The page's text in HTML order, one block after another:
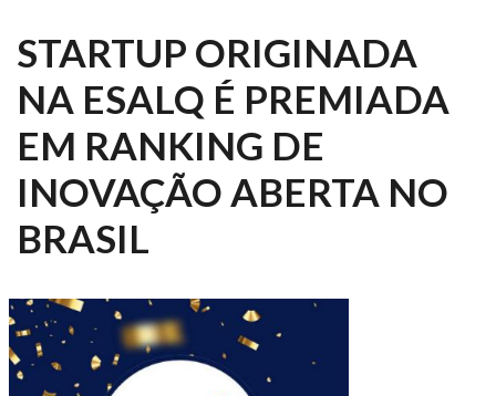
STARTUP ORIGINADA
NA ESALQ É PREMIADA
EM RANKING DE
INOVAÇÃO ABERTA NO
BRASIL